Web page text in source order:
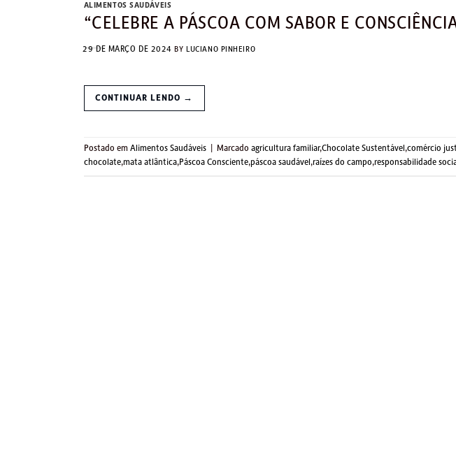
ALIMENTOS SAUDÁVEIS
“CELEBRE A PÁSCOA COM SABOR E
29 DE MARÇO DE 2024 BY LUCIANO PINHEIRO
CONTINUAR LENDO →
Postado em Alimentos Saudáveis Marcado agricultura familiar,Chocolate Sustentável ,comércio
chocolate,mata atlântica,Páscoa Consciente,páscoa saudável ,raízes do campo,responsabilidade